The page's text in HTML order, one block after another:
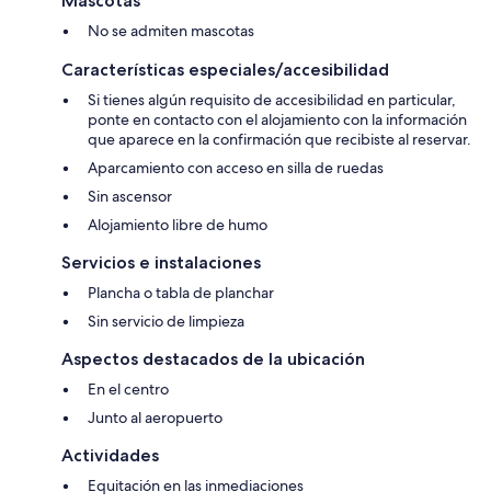
No se admiten mascotas
Características especiales/accesibilidad
Si tienes algún requisito de accesibilidad en particular,
ponte en contacto con el alojamiento con la información
que aparece en la confirmación que recibiste al reservar.
Aparcamiento con acceso en silla de ruedas
Sin ascensor
Alojamiento libre de humo
Servicios e instalaciones
Plancha o tabla de planchar
Sin servicio de limpieza
Aspectos destacados de la ubicación
En el centro
Junto al aeropuerto
Actividades
Equitación en las inmediaciones